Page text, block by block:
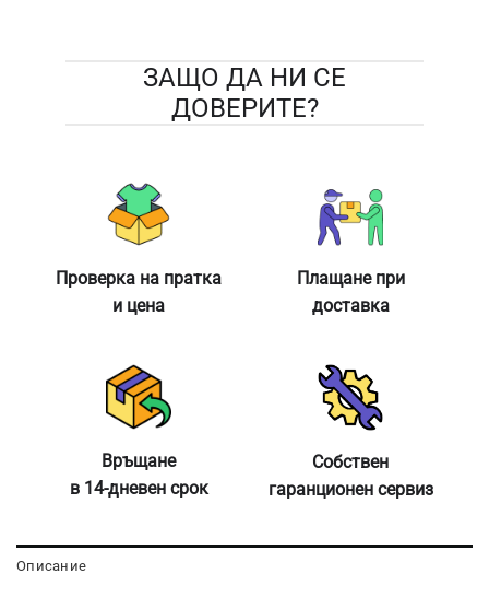
ЗАЩО ДА НИ СЕ
ДОВЕРИТЕ?
Проверка на пратка
и цена
Плащане при
доставка
Връщане
в 14-дневен срок
Собствен
гаранционен сервиз
Описание